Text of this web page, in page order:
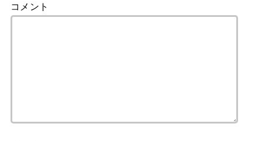
コメント